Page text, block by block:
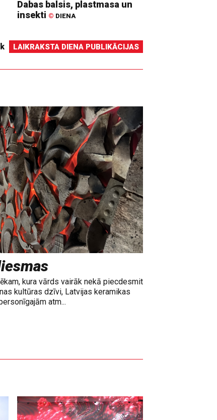
Dabas balsis, plastmasa un
insekti © DIENA
LAIKRAKSTA DIENA PUBLIKĀCIJAS
kura vārds vairāk nekā piecdesmit
kultūras dzīvi, Latvijas keramikas
atm...